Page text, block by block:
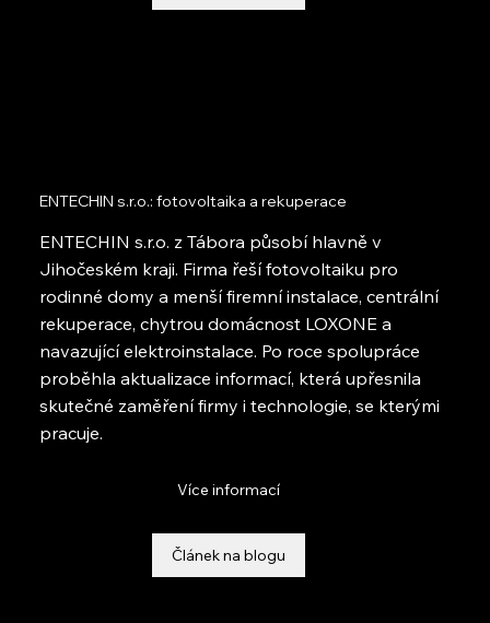
ENTECHIN s.r.o.: fotovoltaika a rekuperace
ENTECHIN s.r.o. z Tábora působí hlavně v
Jihočeském kraji. Firma řeší fotovoltaiku pro
rodinné domy a menší firemní instalace, centrální
rekuperace, chytrou domácnost LOXONE a
navazující elektroinstalace. Po roce spolupráce
proběhla aktualizace informací, která upřesnila
skutečné zaměření firmy i technologie, se kterými
pracuje.
Více informací
Článek na blogu